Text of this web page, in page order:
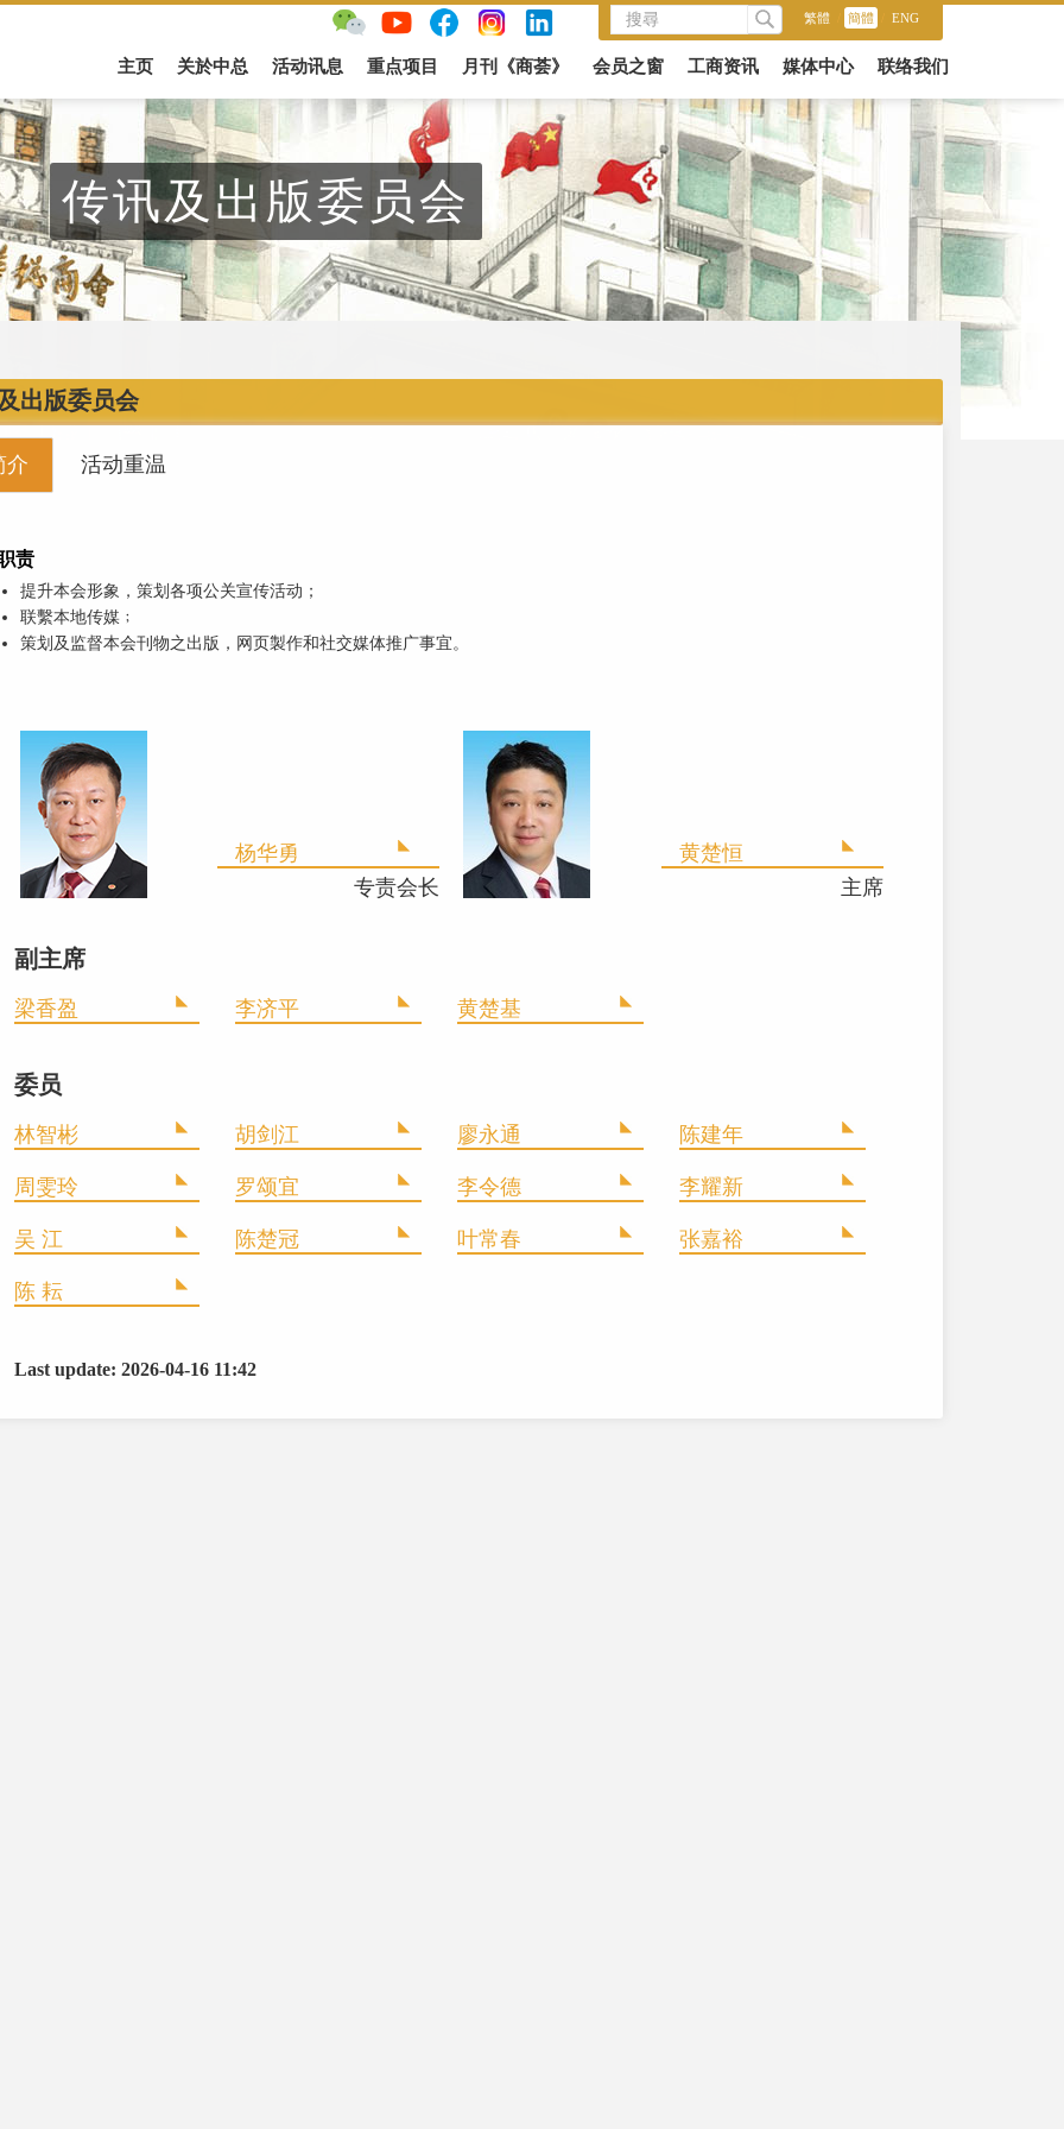
繁體 簡體 ENG
主页 关於中总 活动讯息 重点项目 月刊《商荟》 会员之窗 工商资讯 媒体中心 联络我们
传讯及出版委员会
出版委员会
介 活动重温
责
提升本会形象，策划各项公关宣传活动；
联繫本地传媒﹔
策划及监督本会刊物之出版，网页製作和社交媒体推广事宜。
杨华勇
专责会长
黄楚恒
主席
副主席
梁香盈 李济平 黄楚基
委员
林智彬 胡剑江 廖永通 陈建年
周雯玲 罗颂宜 李令德 李耀新
吴 江 陈楚冠 叶常春 张嘉裕
陈 耘
Last update: 2026-04-16 11:42